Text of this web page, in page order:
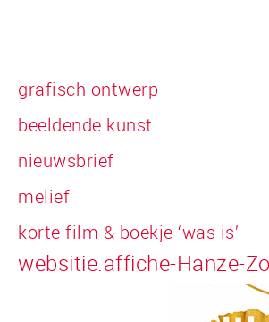
grafisch ontwerp
beeldende kunst
nieuwsbrief
melief
korte film & boekje ‘was is’
websitie.affiche-Hanze-